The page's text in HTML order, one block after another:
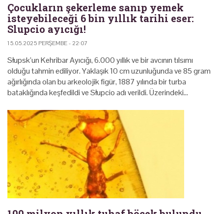
Çocukların şekerleme sanıp yemek
isteyebileceği 6 bin yıllık tarihi eser:
Slupcio ayıcığı!
15.05.2025 PERŞEMBE - 22:07
Słupsk’un Kehribar Ayıcığı, 6.000 yıllık ve bir avcının tılsımı
olduğu tahmin ediliyor. Yaklaşık 10 cm uzunluğunda ve 85 gram
ağırlığında olan bu arkeolojik figür, 1887 yılında bir turba
bataklığında keşfedildi ve Słupcio adı verildi. Üzerindeki…